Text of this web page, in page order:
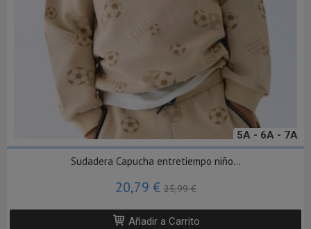
5A - 6A - 7A
Sudadera Capucha entretiempo niño...
20,79 €25,99 €
Añadir a Carrito